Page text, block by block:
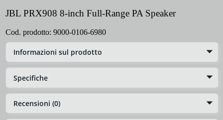
JBL PRX908 8-inch Full-Range PA Speaker
Cod. prodotto: 9000-0106-6980
Informazioni sul prodotto
Specifiche
Recensioni (0)